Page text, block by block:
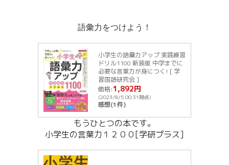
語彙力をつけよう！
小学生の語彙力アップ 実践練習
ドリル1100 新装版 中学までに
必要な言葉力が身につく! [ 学
習国語研究会 ]
価格:1,892円
(2023/8/5 00:31時点)
感想(1件)
もうひとつの本です。
小学生の言葉力１２００[学研プラス]